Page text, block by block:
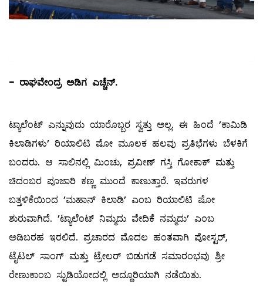
- ರಾಘವೇಂದ್ರ ಅಡಿಗ ಎಚ್ಚೆನ್.
ಟ್ಯಾಲೆಂಟ್ ಎನ್ನುವುದು ಯಾರೊಬ್ಬರ ಸ್ವತ್ತು ಅಲ್ಲ. ಈ ಹಿಂದೆ ’ಕಾಮಿಡಿ
ಕಿಲಾಡಿಗಳು’ ರಿಯಾಲಿಟಿ ಷೋ ಮೂಲಕ ಹಲವು ಪ್ರತಿಭೆಗಳು ಬೆಳಕಿಗೆ
ಬಂದರು. ಆ ಸಾಲಿನಲ್ಲಿ ಮಿಂಚು, ಪ್ರವೀಣ್ ಗಸ್ತಿ ಗೋಕಾಕ್ ಮತ್ತು
ಚಿದಂಬರ ಪೂಜಾರಿ ಕಣ್ಣ ಮುಂದೆ ಕಾಣುತ್ತಾರೆ. ಇವರುಗಳ
ಬತ್ತಳಿಕೆಯಿಂದ ’ಮಹಾನ್ ಕಿಲಾಡಿ’ ಎಂಬ ರಿಯಾಲಿಟಿ ಷೋ
ಶುರುವಾಗಿದೆ. ’ಟ್ಯಾಲೆಂಟ್ ನಿಮ್ಮದು ವೇದಿಕೆ ನಮ್ಮದು’ ಎಂಬ
ಅಡಿಬರಹ ಇರಲಿದೆ. ಪ್ರಚಾರದ ಮೊದಲ ಹಂತವಾಗಿ ಪೋಸ್ಟರ್,
ಟೈಟಲ್ ಸಾಂಗ್ ಮತ್ತು ಟ್ರೇಲರ್ ಬಿಡುಗಡೆ ಸಮಾರಂಭವು ಶ್ರೀ
ರೇಣುಕಾಂಬ ಸ್ಟುಡಿಯೋದಲ್ಲಿ ಅದ್ದೂರಿಯಾಗಿ ನಡೆಯಿತು.